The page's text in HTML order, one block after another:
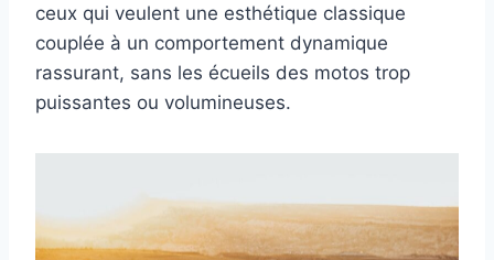
ceux qui veulent une esthétique classique
couplée à un comportement dynamique
rassurant, sans les écueils des motos trop
puissantes ou volumineuses.